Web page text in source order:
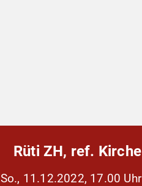
Rüti ZH, ref. Kirche
So., 11.12.2022, 17.00 Uhr